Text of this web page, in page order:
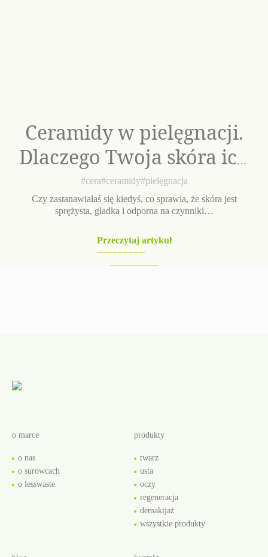
Ceramidy w pielęgnacji.
Dlaczego Twoja skóra ich
potrzebuje? Kompendium
wiedzy
#cera#ceramidy#pielęgnacja
Czy zastanawiałaś się kiedyś, co sprawia, że skóra jest
sprężysta, gładka i odporna na czynniki…
Przeczytaj artykuł
o marce
o nas
o surowcach
o lesswaste
produkty
twarz
usta
oczy
regeneracja
demakijaż
wszystkie produkty